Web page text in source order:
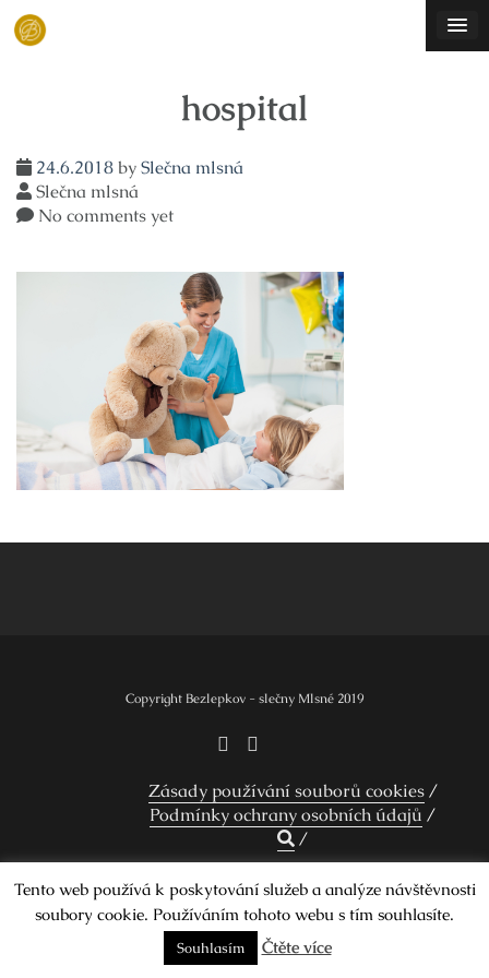
Skip
hospital
24.6.2018bySlečna mlsná
Slečna mlsná
No comments yet
Navigace
Copyright Bezlepkov - slečny Mlsné 2019
Zásady používání souborů cookies
Podmínky ochrany osobních údajů
Design by Smartcat
Tento web používá k poskytování služeb a analýze návštěvnosti
soubory cookie. Používáním tohoto webu s tím souhlasíte.
Souhlasím Čtěte více